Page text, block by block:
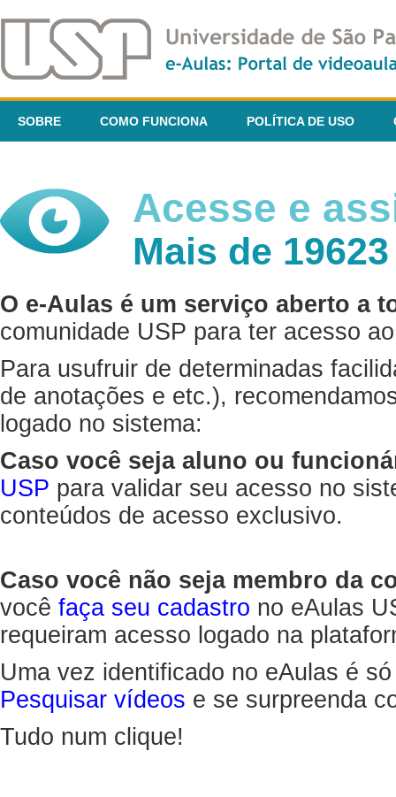
SOBRE COMO FUNCIONA POLÍTICA DE USO
Acesse e
Mais de
O e-Aulas é um serviço aberto a
comunidade USP para ter acesso
Para usufruir de determinadas
de anotações e etc.),
logado no sistema:
Caso você seja aluno ou
USP para validar seu acesso no
conteúdos de acesso exclusivo.
Caso você não seja membro da
você faça seu cadastro no eAulas
requeiram acesso logado na
Uma vez identificado no eAulas é
Pesquisar vídeos e se surpreenda
Tudo num clique!